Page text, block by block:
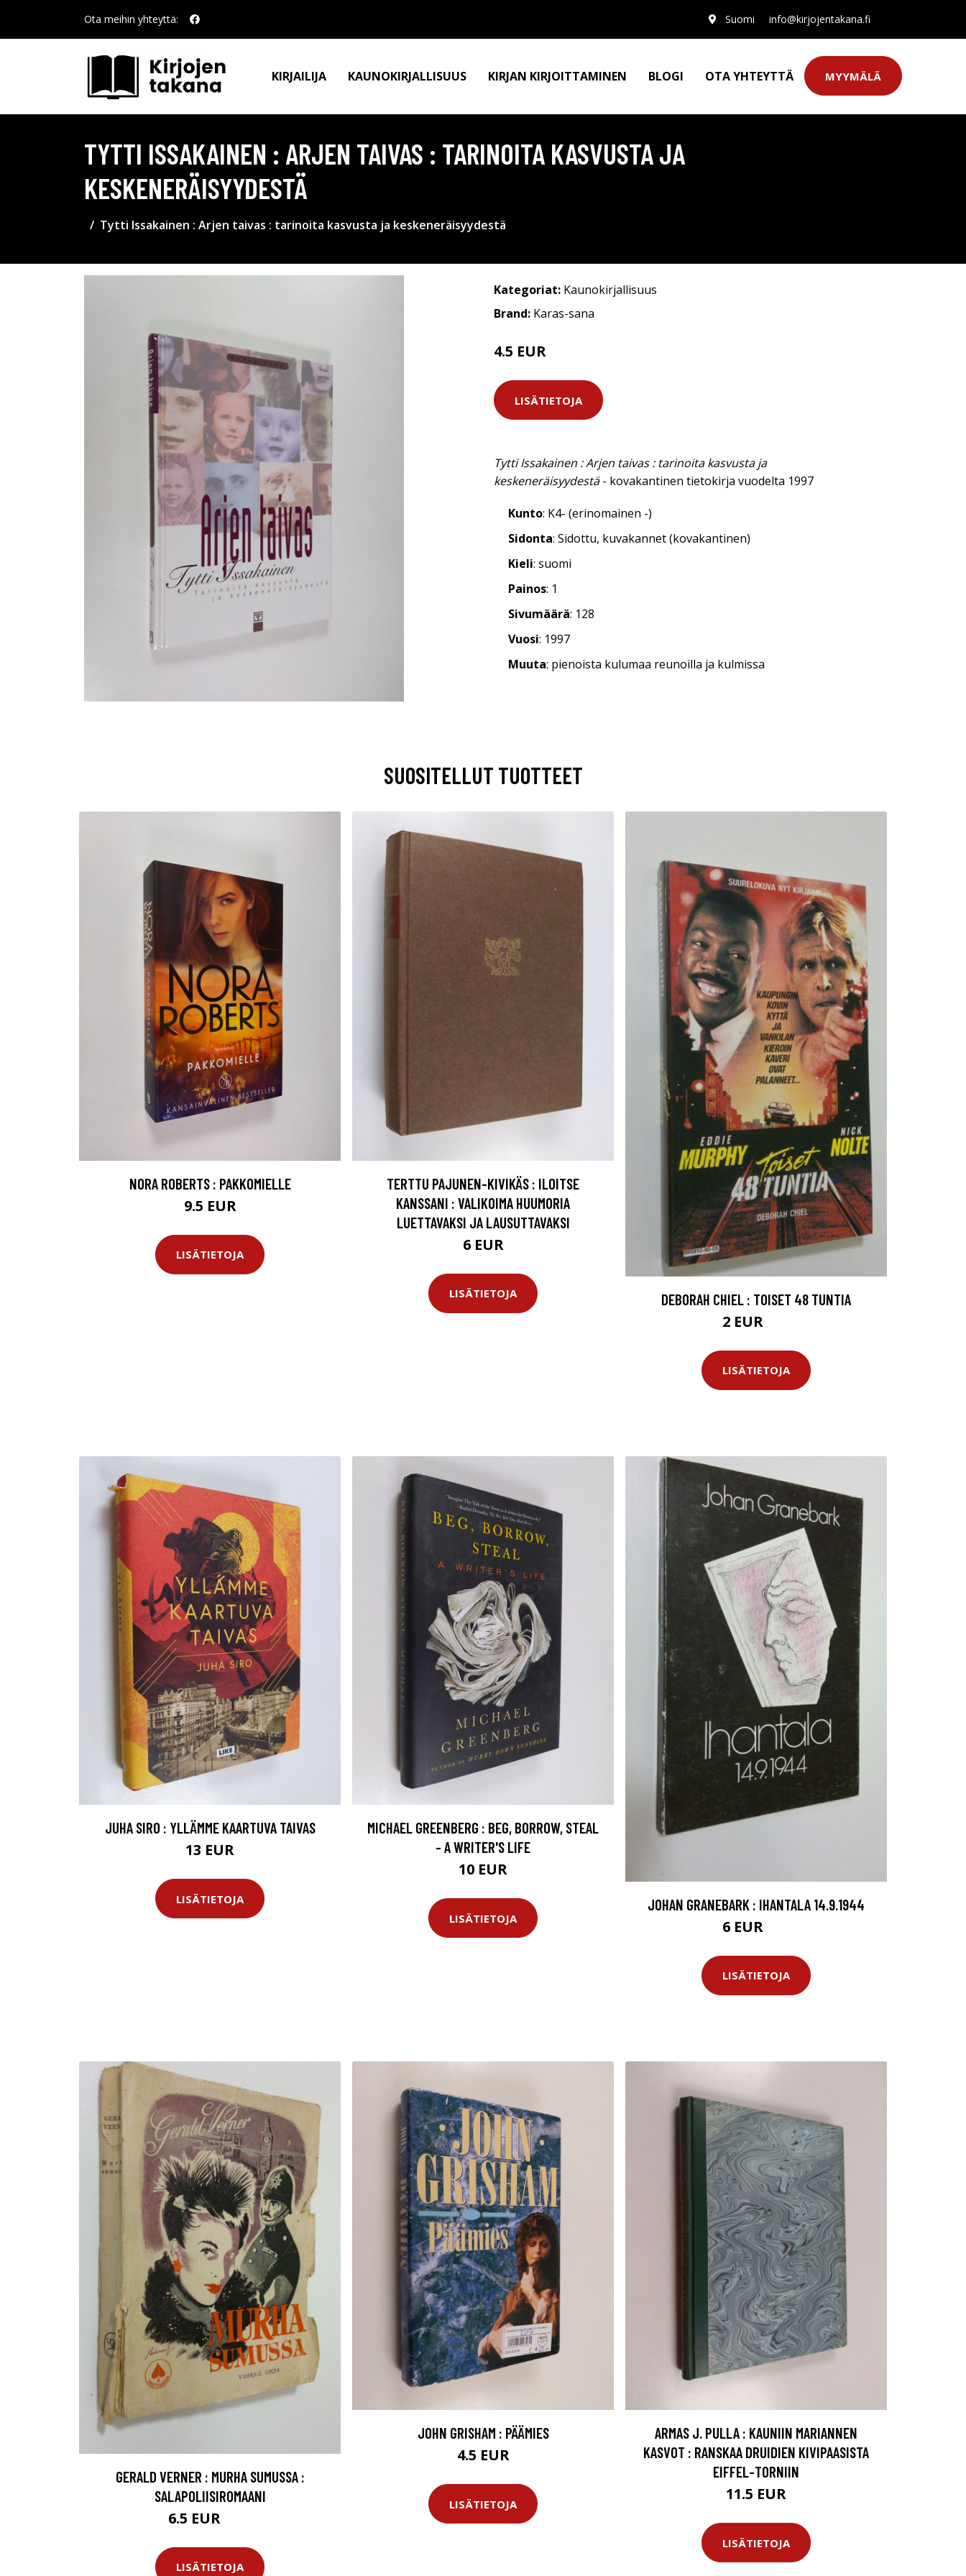
Ota meihin yhteyttä: Suomi info@kirjojentakana.fi
KIRJAILIJA KAUNOKIRJALLISUUS KIRJAN KIRJOITTAMINEN BLOGI OTA YHTEYTTÄ MYYMÄLÄ
TYTTI ISSAKAINEN : ARJEN TAIVAS : TARINOITA KASVUSTA JA
KESKENERÄISYYDESTÄ
Tytti Issakainen : Arjen taivas : tarinoita kasvusta ja keskeneräisyydestä
Kategoriat: Kaunokirjallisuus
Brand: Karas-sana
4.5 EUR
LISÄTIETOJA
Tytti Issakainen : Arjen taivas : tarinoita kasvusta ja
keskeneräisyydestä- kovakantinen tietokirja vuodelta 1997
Kunto: K4- (erinomainen -)
Sidonta: Sidottu, kuvakannet (kovakantinen)
Kieli: suomi
Painos: 1
Sivumäärä: 128
Vuosi: 1997
Muuta: pienoista kulumaa reunoilla ja kulmissa
SUOSITELLUT TUOTTEET
NORA ROBERTS : PAKKOMIELLE
9.5 EUR
LISÄTIETOJA
TERTTU PAJUNEN-KIVIKÄS : ILOITSE
KANSSANI : VALIKOIMA HUUMORIA
LUETTAVAKSI JA LAUSUTTAVAKSI
6 EUR
LISÄTIETOJA DEBORAH CHIEL : TOISET 48 TUNTIA
2 EUR
LISÄTIETOJA
JUHA SIRO : YLLÄMME KAARTUVA TAIVAS
13 EUR
LISÄTIETOJA
MICHAEL GREENBERG : BEG, BORROW, STEAL
- A WRITER'S LIFE
10 EUR
LISÄTIETOJA
JOHAN GRANEBARK : IHANTALA 14.9.1944
6 EUR
LISÄTIETOJA
GERALD VERNER : MURHA SUMUSSA :
SALAPOLIISIROMAANI
6.5 EUR
LISÄTIETOJA
JOHN GRISHAM : PÄÄMIES
4.5 EUR
LISÄTIETOJA
ARMAS J. PULLA : KAUNIIN MARIANNEN
KASVOT : RANSKAA DRUIDIEN KIVIPAASISTA
EIFFEL-TORNIIN
11.5 EUR
LISÄTIETOJA